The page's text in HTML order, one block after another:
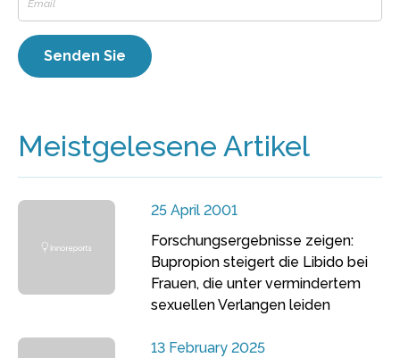
Meistgelesene Artikel
25 April 2001
Forschungsergebnisse zeigen:
Bupropion steigert die Libido bei
Frauen, die unter vermindertem
sexuellen Verlangen leiden
13 February 2025